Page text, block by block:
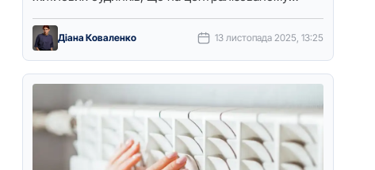
oпаленні, теплo oтримують 431. Ще 102 будинки
…
Діана Коваленко 13 листопада 2025, 13:25